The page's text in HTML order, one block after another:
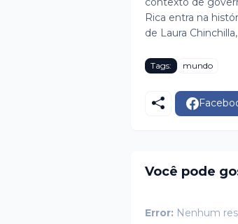
Rica entra na
de Laura
Tags: mundo
Você pode
Error: Nenhum